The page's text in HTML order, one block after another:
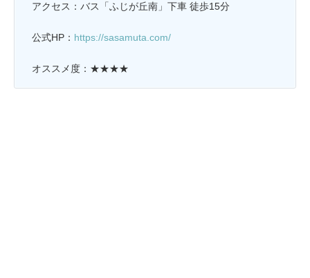
アクセス：バス「ふじが丘南」下車 徒歩15分
公式HP： https://sasamuta.com/
オススメ度：★★★★